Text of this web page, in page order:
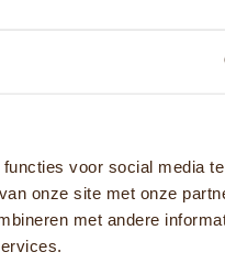
voor social media
onze site met onze
met andere
Den Haag. Ze zijn
Hulpmiddelen
je vragen over je WMO